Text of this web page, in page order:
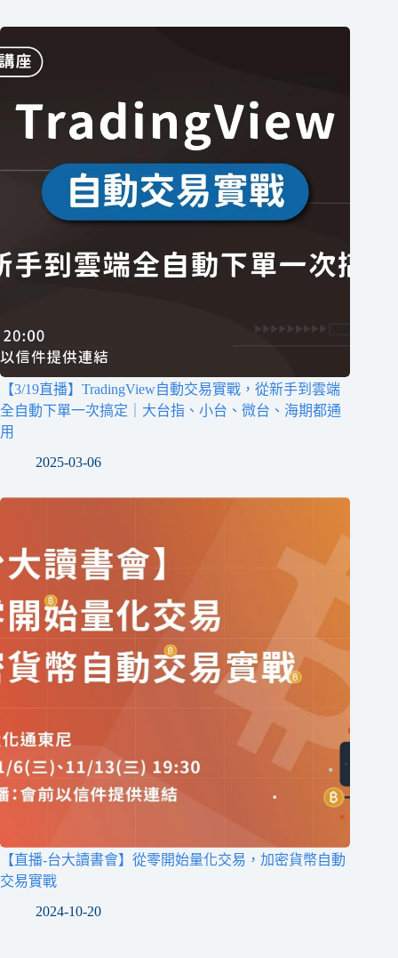
【3/19直播】TradingView自動交易實戰，從新手到雲端
全自動下單一次搞定｜大台指、小台、微台、海期都通
用
2025-03-06
【直播-台大讀書會】從零開始量化交易，加密貨幣自動
交易實戰
2024-10-20